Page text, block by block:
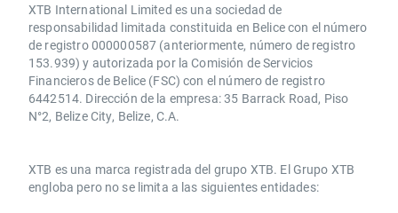
XTB International Limited es una sociedad de
responsabilidad limitada constituida en Belice con el número
de registro 000000587 (anteriormente, número de registro
153.939) y autorizada por la Comisión de Servicios
Financieros de Belice (FSC) con el número de registro
6442514. Dirección de la empresa: 35 Barrack Road, Piso
N°2, Belize City, Belize, C.A.
​​XTB es una marca registrada del grupo XTB. El Grupo XTB
engloba pero no se limita a las siguientes entidades: